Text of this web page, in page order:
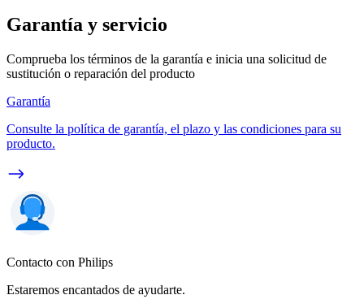
Garantía y servicio
Comprueba los términos de la garantía e inicia una solicitud de
sustitución o reparación del producto
Garantía
Consulte la política de garantía, el plazo y las condiciones para su
producto.
Contacto con Philips
Estaremos encantados de ayudarte.